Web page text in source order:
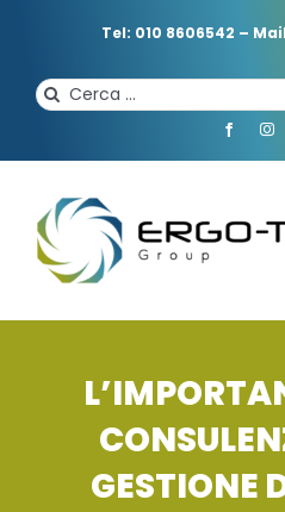
Tel: 010 8606542 –
Cerca
per:
GESTIONE